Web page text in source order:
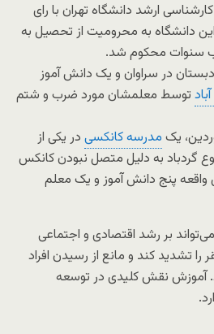
ارشد دانشگاه تهران با رای
دانشگاه به محرومیت از تحصیل به
سنوات محکوم شد.
دبستان در سراوان و یک دانش آموز
توسط معلمشان مورد ضرب و شتم
یک مدرسه کانکسی در یکی از
گردباد به دلیل متصل نبودن کانکس
پنج دانش آموز و یک معلم
بر رشد اقتصادی و اجتماعی
را تشدید کند و مانع از رسیدن افراد
آموزش نقش کلیدی در توسعه